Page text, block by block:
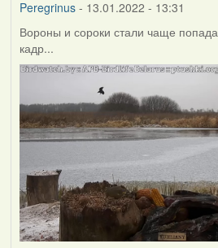
Peregrinus- 13.01.2022 - 13:31
Вороны и сороки стали чаще
кадр...